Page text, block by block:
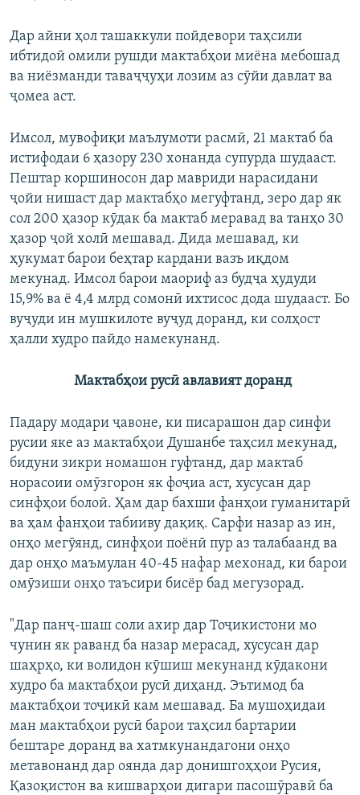
Дар айни ҳол ташаккули пойдевори таҳсили
ибтидоӣ омили рушди мактабҳои миёна мебошад
ва ниёзманди таваҷҷуҳи лозим аз сӯйи давлат ва
ҷомеа аст.
Имсол, мувофиқи маълумоти расмӣ, 21 мактаб ба
истифодаи 6 ҳазору 230 хонанда супурда шудааст.
Пештар коршиносон дар мавриди нарасидани
ҷойи нишаст дар мактабҳо мегуфтанд, зеро дар як
сол 200 ҳазор кӯдак ба мактаб меравад ва танҳо 30
ҳазор ҷой холӣ мешавад. Дида мешавад, ки
ҳукумат барои беҳтар кардани вазъ иқдом
мекунад. Имсол барои маориф аз будҷа ҳудуди
15,9% ва ё 4,4 млрд сомонӣ ихтисос дода шудааст. Бо
вуҷуди ин мушкилоте вуҷуд доранд, ки солҳост
ҳалли худро пайдо намекунанд.
Мактабҳои русӣ авлавият доранд
Падару модари ҷавоне, ки писарашон дар синфи
русии яке аз мактабҳои Душанбе таҳсил мекунад,
бидуни зикри номашон гуфтанд, дар мактаб
норасоии омӯзгорон як фоҷиа аст, хусусан дар
синфҳои болоӣ. Ҳам дар бахши фанҳои гуманитарӣ
ва ҳам фанҳои табииву дақиқ. Сарфи назар аз ин,
онҳо мегӯянд, синфҳои поёнӣ пур аз талабаанд ва
дар онҳо маъмулан 40-45 нафар мехонад, ки барои
омӯзиши онҳо таъсири бисёр бад мегузорад.
"Дар панҷ-шаш соли ахир дар Тоҷикистони мо
чунин як раванд ба назар мерасад, хусусан дар
шаҳрҳо, ки волидон кӯшиш мекунанд кӯдакони
худро ба мактабҳои русӣ диҳанд. Эътимод ба
мактабҳои тоҷикӣ кам мешавад. Ба мушоҳидаи
ман мактабҳои русӣ барои таҳсил бартарии
бештаре доранд ва хатмкунандагони онҳо
метавонанд дар оянда дар донишгоҳҳои Русия,
Қазоқистон ва кишварҳои дигари пасошӯравӣ ба